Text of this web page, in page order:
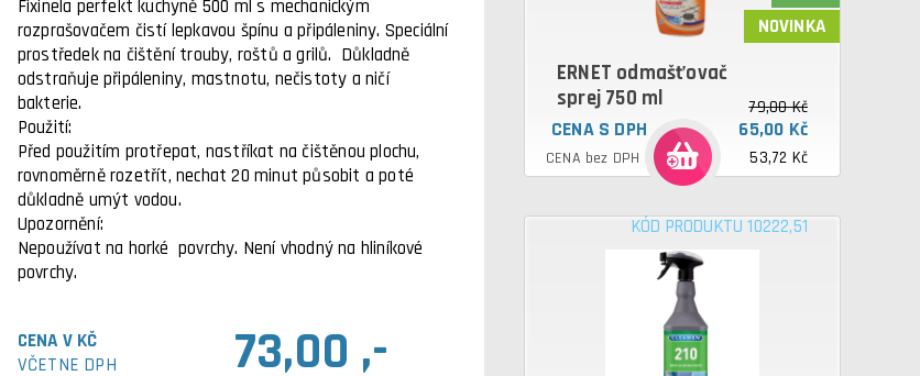
Fixinela perfekt kuchyně 500 ml s mechanickým
rozprašovačem čistí lepkavou špínu a připáleniny. Speciální
prostředek na čištění trouby, roštů a grilů. Důkladně
odstraňuje připáleniny, mastnotu, nečistoty a ničí
bakterie.
Použití:
Před použitím protřepat, nastříkat na čištěnou plochu,
rovnoměrně rozetřít, nechat 20 minut působit a poté
důkladně umýt vodou.
Upozornění:
Nepoužívat na horké povrchy. Není vhodný na hliníkové
povrchy.
CENA V KČ
VČETNE DPH
73,00 ,-
NOVINKA
ERNET odmašťovač
sprej 750 ml
CENA S DPH
79,00 Kč
65,00 Kč
CENA bez DPH 53,72 Kč
KÓD PRODUKTU 10222,51